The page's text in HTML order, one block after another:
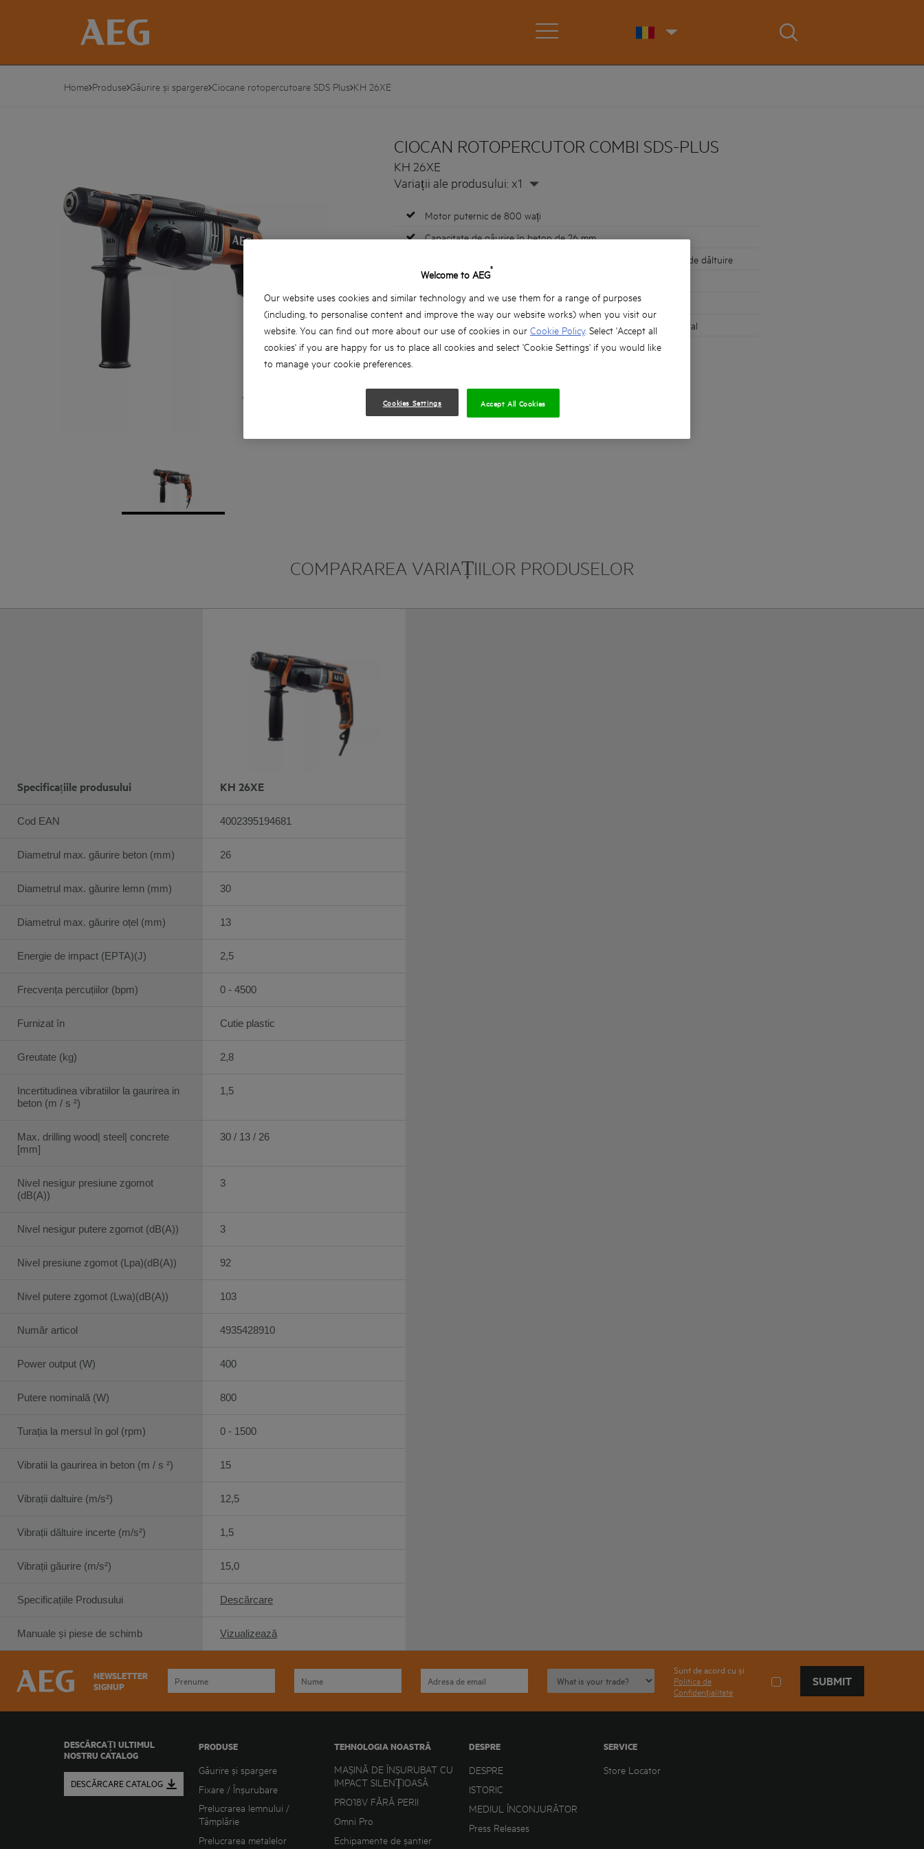
Home Produse Găurire și spargere Ciocane rotopercutoare SDS Plus KH 26XE
CIOCAN ROTOPERCUTOR COMBI SDS-PLUS
KH 26XE
Variații ale produsului: x1
Motor puternic de 800 wați
Capacitate de găurire în beton de 26 mm
Funcție de oprire a acțiunii de rotopercuție pentru lucrările fine de dăltuire
Cuplaj de siguranță pentru protecția utilizatorului
Sistem electronic de control al vitezei variabile
Funcție de oprire a rotopercuției pentru găurire în lemn sau metal
Funcție de inversare a sensului de rotație a axului
COMPARAREA VARIAȚIILOR PRODUSELOR
Specificațiile produsului
Cod EAN
Diametrul max. găurire beton (mm)
Diametrul max. găurire lemn (mm)
Diametrul max. găurire oțel (mm)
Energie de impact (EPTA)(J)
Frecvența percuțiilor (bpm)
Furnizat în
Greutate (kg)
Incertitudinea vibratiilor la gaurirea in
beton (m / s ²)
Max. drilling wood| steel| concrete
[mm]
Nivel nesigur presiune zgomot
(dB(A))
Nivel nesigur putere zgomot (dB(A))
Nivel presiune zgomot (Lpa)(dB(A))
Nivel putere zgomot (Lwa)(dB(A))
Număr articol
Power output (W)
Putere nominală (W)
Turația la mersul în gol (rpm)
Vibratii la gaurirea in beton (m / s ²)
Vibrații daltuire (m/s²)
Vibrații dăltuire incerte (m/s²)
Vibrații găurire (m/s²)
Specificațiile Produsului
Manuale și piese de schimb
KH 26XE
4002395194681
26
30
13
2,5
0 - 4500
Cutie plastic
2,8
1,5
30 / 13 / 26
3
3
92
103
4935428910
400
800
0 - 1500
15
12,5
1,5
15,0
Descărcare
Vizualizează
NEWSLETTER
SIGNUP
Sunt de acord cu și
Politica de
Confidențialitate
SUBMIT
DESCĂRCAȚI ULTIMUL
NOSTRU CATALOG
DESCĂRCARE CATALOG
PRODUSE
Găurire și spargere
Fixare / Înșurubare
Prelucrarea lemnului /
Tâmplărie
Prelucrarea metalelor
TEHNOLOGIA NOASTRĂ
MAȘINĂ DE ÎNȘURUBAT CU
IMPACT SILENȚIOASĂ
PRO18V FĂRĂ PERII
Omni Pro
Echipamente de șantier
DESPRE
DESPRE
ISTORIC
MEDIUL ÎNCONJURĂTOR
Press Releases
SERVICE
Store Locator
Welcome to AEG®
Our website uses cookies and similar technology and we use them for a range of purposes
(including, to personalise content and improve the way our website works) when you visit our
website. You can find out more about our use of cookies in our Cookie Policy. Select 'Accept all
cookies' if you are happy for us to place all cookies and select 'Cookie Settings' if you would like
to manage your cookie preferences.
Cookies Settings Accept All Cookies